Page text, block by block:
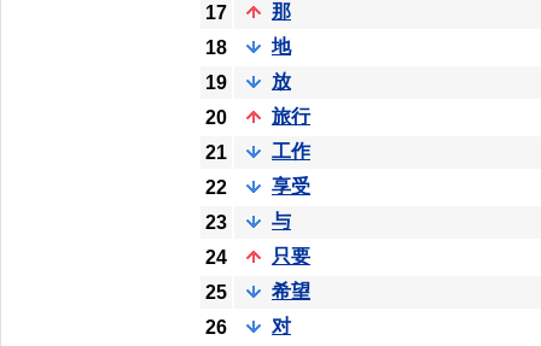
17
那
18
地
19
放
20
旅行
21
工作
22
享受
23
与
24
只要
25
希望
26
对